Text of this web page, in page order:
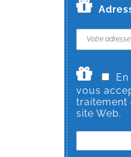
vous
traitement
site Web.